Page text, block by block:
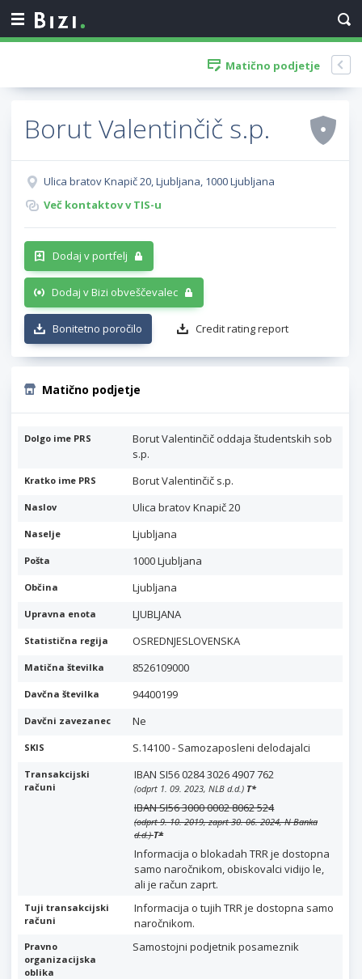
Matično podjetje
Borut Valentinčič s.p.
Ulica bratov Knapič 20, Ljubljana, 1000 Ljubljana
Več kontaktov v TIS-u
Dodaj v portfelj
Dodaj v Bizi obveščevalec
Bonitetno poročilo Credit rating report
Matično podjetje
Dolgo ime PRS
Borut Valentinčič oddaja študentskih sob
s.p.
Kratko ime PRS Borut Valentinčič s.p.
Naslov Ulica bratov Knapič 20
Naselje Ljubljana
Pošta 1000 Ljubljana
Občina Ljubljana
Upravna enota LJUBLJANA
Statistična regija OSREDNJESLOVENSKA
Matična številka 8526109000
Davčna številka 94400199
Davčni zavezanec Ne
SKIS S.14100 - Samozaposleni delodajalci
Transakcijski
računi
IBAN SI56 0284 3026 4907 762
(odprt 1. 09. 2023, NLB d.d.) T*
IBAN SI56 3000 0002 8062 524
(odprt 9. 10. 2019, zaprt 30. 06. 2024, N Banka
d.d.)T*
Informacija o blokadah TRR je dostopna
samo naročnikom, obiskovalci vidijo le,
ali je račun zaprt.
Tuji transakcijski
računi
Informacija o tujih TRR je dostopna samo
naročnikom.
Pravno
organizacijska
oblika
Samostojni podjetnik posameznik